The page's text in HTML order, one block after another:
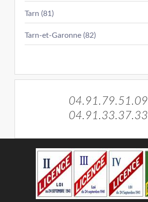
Tarn (81)
Tarn-et-Garonne (82)
04.91.79.51.09
04.91.33.37.33